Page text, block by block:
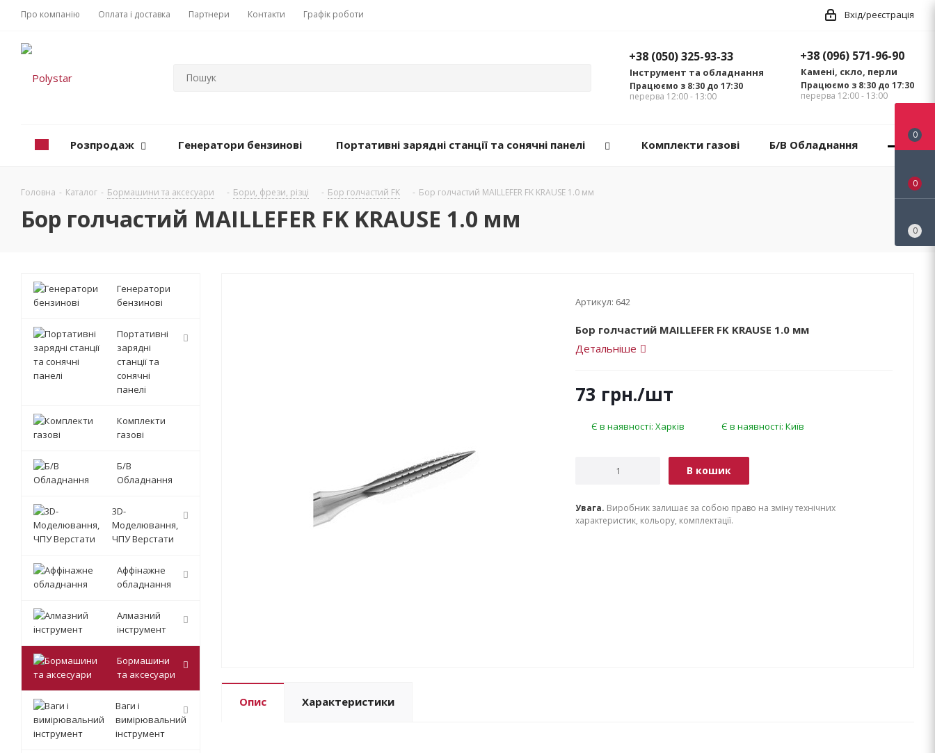
Про компанію Оплата і доставка Партнери Контакти Графік роботи Вхід/реєстрація
+38 (096) 571-96-90
Камені, скло, перли
Працюємо з 8:30 до 17:30
перерва 12:00 - 13:00
+38 (050) 325-93-33
Інструмент та обладнання
Працюємо з 8:30 до 17:30
перерва 12:00 - 13:00
Розпродаж Генератори бензинові Портативні зарядні станції та сонячні панелі Комплекти газові Б/В Обладнання
Головна - Каталог - Бормашини та аксесуари - Бори, фрези, різці - Бор голчастий FK - Бор голчастий MAILLEFER FK KRAUSE 1.0 мм
Бор голчастий MAILLEFER FK KRAUSE 1.0 мм
Артикул: 642
Бор голчастий MAILLEFER FK KRAUSE 1.0 мм
Детальніше
73 грн./шт
Є в наявності: Харків Є в наявності: Київ
В кошик
Увага. Виробник залишає за собою право на зміну технічних
характеристик, кольору, комплектації.
Опис Характеристики
Генератори
бензинові
Портативні
зарядні
станції та
сонячні
панелі
Комплекти
газові
Б/В
Обладнання
3D-
Моделювання,
ЧПУ Верстати
Аффінажне
обладнання
Алмазний
інструмент
Бормашини
та аксесуари
Ваги і
вимірювальний
інструмент
0
0
0